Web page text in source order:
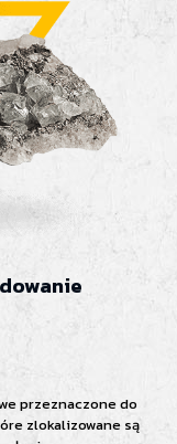
przeznaczone do
zlokalizowane są